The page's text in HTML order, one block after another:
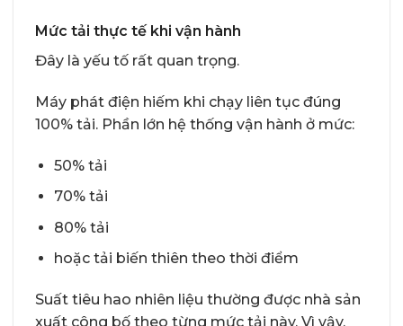
Mức tải thực tế khi vận hành
Đây là yếu tố rất quan trọng.
Máy phát điện hiếm khi chạy liên tục đúng
100% tải. Phần lớn hệ thống vận hành ở mức:
50% tải
70% tải
80% tải
hoặc tải biến thiên theo thời điểm
Suất tiêu hao nhiên liệu thường được nhà sản
xuất công bố theo từng mức tải này. Vì vậy,